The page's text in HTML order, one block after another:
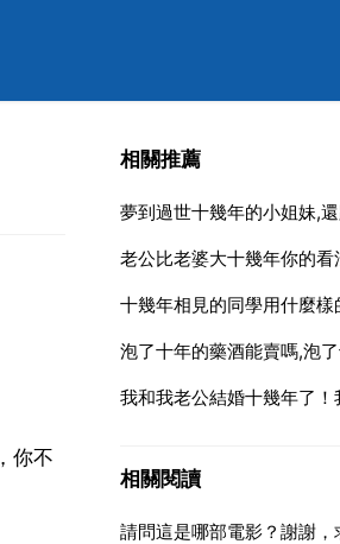
你不
相關推薦
夢到過世十幾年的小姐妹,
老公比老婆大十幾年你的看
十幾年相見的同學用什麼樣
相關閱讀
請問這是哪部電影？謝謝